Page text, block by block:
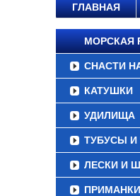
ГЛАВНАЯ
МОРСКАЯ
СНАСТИ
КАТУШКИ
УДИЛИЩА
ТУБУСЫ И
ЛЕСКИ И
ПРИМАНКИ